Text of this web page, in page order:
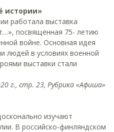
истории»
работала выставка
посвященная 75- летию
войне. Основная идея
людей в условиях военной
выставки стали
г., стр. 23, Рубрика «Афиша»
изучают
В российско-финляндском